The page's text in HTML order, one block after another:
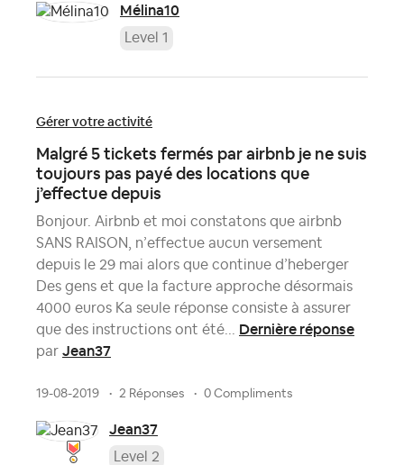
Mélina10
Level 1
Gérer votre activité
Malgré 5 tickets fermés par airbnb je ne suis
toujours pas payé des locations que
j’effectue depuis
Bonjour. Airbnb et moi constatons que airbnb
SANS RAISON, n’effectue aucun versement
depuis le 29 mai alors que continue d’heberger
Des gens et que la facture approche désormais
4000 euros Ka seule réponse consiste à assurer
que des instructions ont été... Dernière réponse
par Jean37
19-08-2019 2 Réponses 0 Compliments
Jean37
Level 2